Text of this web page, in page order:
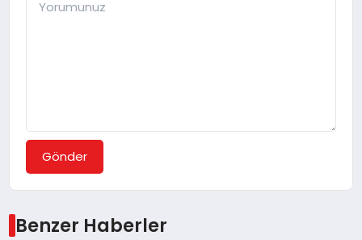
Gönder
Benzer Haberler